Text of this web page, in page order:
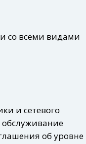
со всеми видами
и сетевого
обслуживание
об уровне